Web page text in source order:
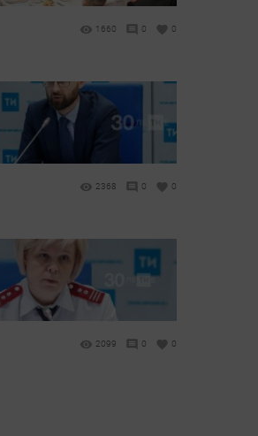
1660 0 0
2368 0 0
2099 0 0